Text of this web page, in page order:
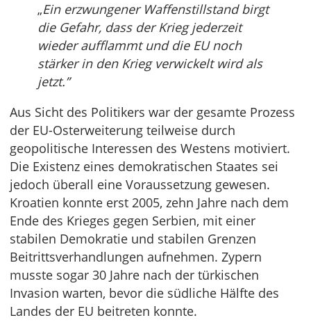
„Ein erzwungener Waffenstillstand birgt
die Gefahr, dass der Krieg jederzeit
wieder aufflammt und die EU noch
stärker in den Krieg verwickelt wird als
jetzt.”
Aus Sicht des Politikers war der gesamte Prozess
der EU-Osterweiterung teilweise durch
geopolitische Interessen des Westens motiviert.
Die Existenz eines demokratischen Staates sei
jedoch überall eine Voraussetzung gewesen.
Kroatien konnte erst 2005, zehn Jahre nach dem
Ende des Krieges gegen Serbien, mit einer
stabilen Demokratie und stabilen Grenzen
Beitrittsverhandlungen aufnehmen. Zypern
musste sogar 30 Jahre nach der türkischen
Invasion warten, bevor die südliche Hälfte des
Landes der EU beitreten konnte.